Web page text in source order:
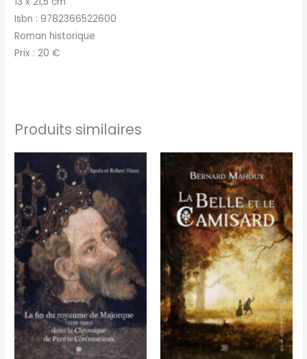
Isbn : 9782366522600
Roman historique
Prix : 20 €
Produits similaires